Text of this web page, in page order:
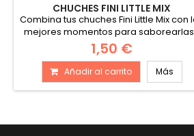
CHUCHES FINI LITTLE MIX
Combina tus chuches Fini Little Mix con
mejores momentos para
1,50 €
Añadir al carrito Más